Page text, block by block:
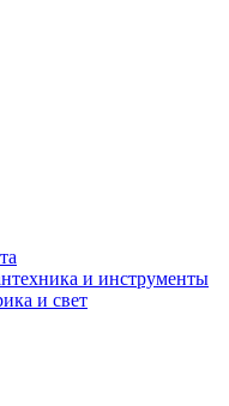
и инструменты
и свет